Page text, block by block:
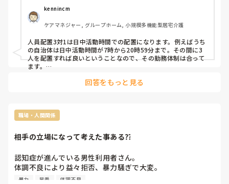
kennincm
ケアマネジャー, グループホーム, 小規模多機能型居宅介護
人員配置3対1は日中活動時間での配置になります。例えばうち
の自治体は日中活動時間が7時から20時59分まで。その間に3
人を配置すれば良いということなので、その勤務体制は合って
ます。
名、合計3名となりますので、人員基準はしっかり満たしてま
で、大体どこも余剰に日中のパートナー職員さんとかを入れた
りしますね。
回答をもっと見る
職場・人間関係
相手の立場になって考えた事ある⁇
認知症が進んでいる男性利用者さん。
体調不良により益々拒否、暴力騒ぎで大変。
朝の起床は早番対応になったが、新人スタッフが早番できた
暴力 早番 体調不良